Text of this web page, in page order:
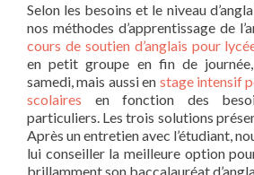
Selon les besoins et le niveau
nos méthodes d’apprentissage de
cours de soutien d’anglais pour
en petit groupe en fin de
samedi, mais aussi en stage intensif
scolaires en fonction des
particuliers. Les trois solutions
Après un entretien avec l’étudiant,
lui conseiller la meilleure option
brillamment son baccalauréat